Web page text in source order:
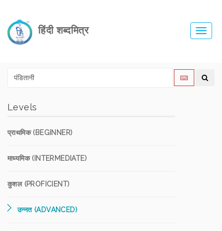
हिंदी शब्दमित्र
Levels
प्राथमिक (BEGINNER)
माध्यमिक (INTERMEDIATE)
कुशल (PROFICIENT)
उन्नत (ADVANCED)